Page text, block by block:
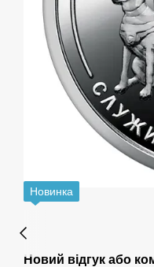
Новинка
Новий відгук або